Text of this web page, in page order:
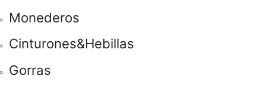
Monederos
Cinturones&Hebillas
Gorras